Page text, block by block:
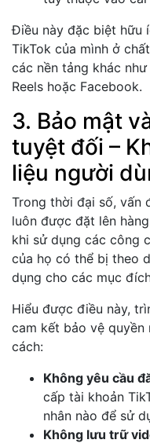
Điều này đặc biệt hữu
TikTok của mình ở
các nền tảng khác
Reels hoặc Facebook.
3. Bảo mật
tuyệt đối –
liệu người
Trong thời đại số, vấn
luôn được đặt lên
khi sử dụng các công
của họ có thể bị theo
dụng cho các mục
Hiểu được điều này,
cam kết bảo vệ
cách:
Không yêu cầu
cấp tài khoản
nhân nào để sử
Không lưu trữ